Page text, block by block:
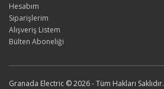
Hesabım
Siparişlerim
Alışveriş Listem
Bülten Aboneliği
Granada Electric © 2026 - Tüm Hakları Saklıdır.